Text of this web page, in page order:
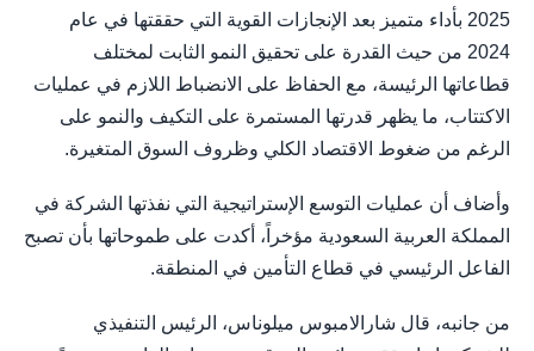
2025 بأداء متميز بعد الإنجازات القوية التي حققتها في عام
2024 من حيث القدرة على تحقيق النمو الثابت لمختلف
قطاعاتها الرئيسة، مع الحفاظ على الانضباط اللازم في عمليات
الاكتتاب، ما يظهر قدرتها المستمرة على التكيف والنمو على
الرغم من ضغوط الاقتصاد الكلي وظروف السوق المتغيرة.
وأضاف أن عمليات التوسع الإستراتيجية التي نفذتها الشركة في
المملكة العربية السعودية مؤخراً، أكدت على طموحاتها بأن تصبح
الفاعل الرئيسي في قطاع التأمين في المنطقة.
من جانبه، قال شارالامبوس ميلوناس، الرئيس التنفيذي